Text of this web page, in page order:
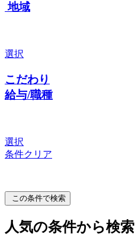
地域
選択
こだわり
給与/職種
選択
条件クリア
この条件で検索
人気の条件から検索